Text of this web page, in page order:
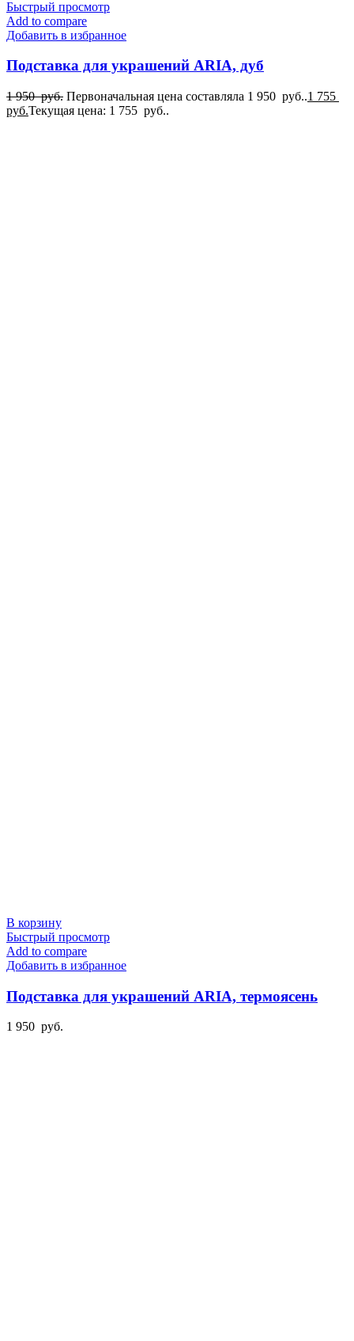
Быстрый просмотр
Add to compare
Добавить в избранное
Подставка для украшений ARIA, дуб
1 950руб. Первоначальная цена составляла 1 950 руб..1 755
руб.Текущая цена: 1 755 руб..
В корзину
Быстрый просмотр
Add to compare
Добавить в избранное
Подставка для украшений ARIA, термоясень
1 950 руб.